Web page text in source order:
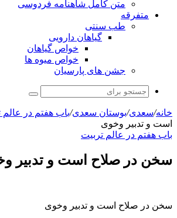
متن کامل شاهنامه فردوسی
متفرقه
طب سنتی
گیاهان دارویی
خواص گیاهان
خواص میوه ها
جشن های پارسیان
جستجو
خانه/سعدی/بوستان سعدی/باب هفتم در عالم
است و تدبیر وخوی
باب هفتم در عالم تربیت
سخن در صلاح است و تدبیر
سخن در صلاح است و تدبیر وخوی